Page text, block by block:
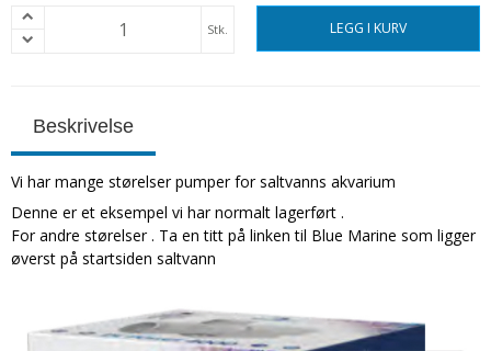
Stk. LEGG I KURV
Beskrivelse
Vi har mange størelser pumper for saltvanns akvarium
Denne er et eksempel vi har normalt lagerført .
For andre størelser . Ta en titt på linken til Blue Marine som ligger
øverst på startsiden saltvann